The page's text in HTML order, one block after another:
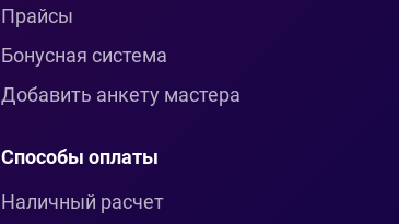
Прайсы
Бонусная система
Добавить анкету мастера
Способы оплаты
Наличный расчет